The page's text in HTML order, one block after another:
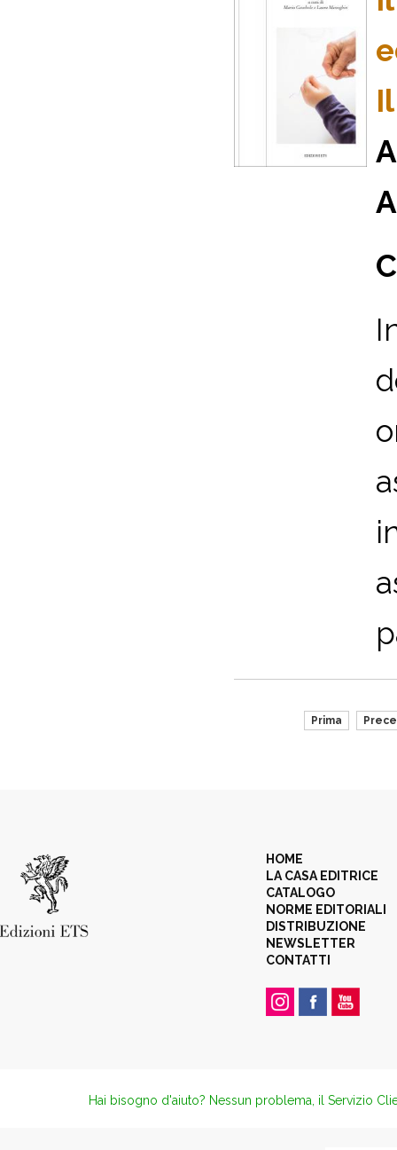
Prima
HOME
LA CASA EDITRICE
CATALOGO
NORME EDITORIALI
DISTRIBUZIONE
NEWSLETTER
CONTATTI
Hai bisogno d'aiuto? Nessun problema, il Servizio